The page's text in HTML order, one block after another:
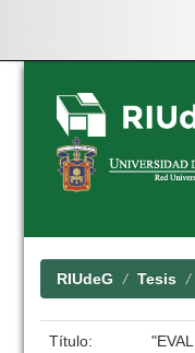
Skip
navigation
RIUdeG Tesis
Título: